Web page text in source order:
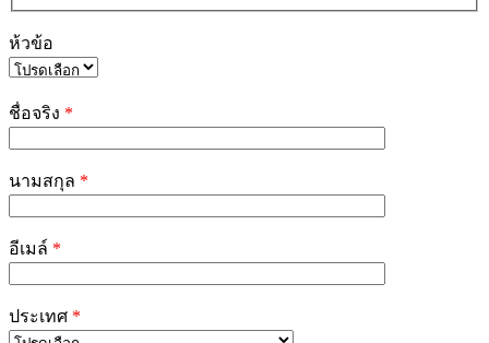
ห้วข้อ
leave
this
field
ชื่อจริง *
นามสกุล *
อีเมล์ *
ประเทศ *